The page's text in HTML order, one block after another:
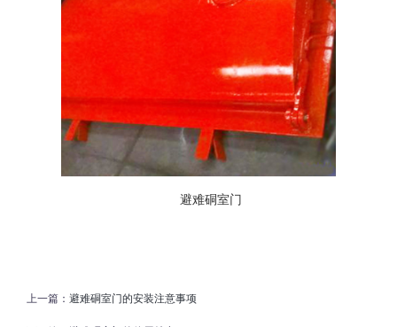
避难硐室门
上一篇： 避难硐室门的安装注意事项